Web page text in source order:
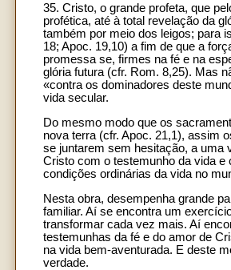
35. Cristo, o grande profeta, que
profética, até à total revelação da
também por meio dos leigos; para
18; Apoc. 19,10) a fim de que a
promessa se, firmes na fé e na
glória futura (cfr. Rom. 8,25). Mas
«contra os dominadores deste
vida secular.
Do mesmo modo que os
nova terra (cfr. Apoc. 21,1), assim
se juntarem sem hesitação, a uma
Cristo com o testemunho da vida
condições ordinárias da vida no
Nesta obra, desempenha grande
familiar. Aí se encontra um
transformar cada vez mais. Aí
testemunhas da fé e do amor de
na vida bem-aventurada. E deste
verdade.